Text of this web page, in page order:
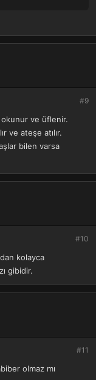
#9
ve üflenir.
ve ateşe atılır.
bilen varsa
#10
kolayca
gibidir.
#11
olmaz mı